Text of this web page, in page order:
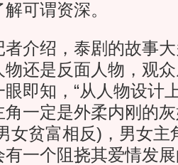
可谓资深。
绍，泰剧的故事大
还是反面人物，观
即知，“从人物设计
一定是外柔内刚的
女贫富相反)，男女主
有一个阻挠其爱情发